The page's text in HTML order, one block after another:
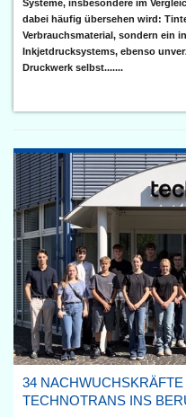
Systeme, insbesondere im
dabei häufig übersehen wird:
Verbrauchsmaterial, sondern ein
Inkjetdrucksystems, ebenso
Druckwerk selbst.......
34
TECHNOTRANS INS